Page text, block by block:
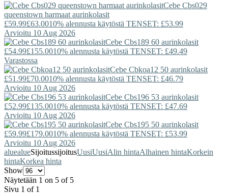
Cebe Cbs029
queenstown harmaat aurinkolasit
£59.99£63.0010% alennusta käytöstä TENSET: £53.99
Arvioitu 10 Aug 2026
Cebe Cbs189 60 aurinkolasit
£54.99£155.0010% alennusta käytöstä TENSET: £49.49
Varastossa
Cebe Cbkoa12 50 aurinkolasit
£51.99£70.0010% alennusta käytöstä TENSET: £46.79
Arvioitu 10 Aug 2026
Cebe Cbs196 53 aurinkolasit
£52.99£135.0010% alennusta käytöstä TENSET: £47.69
Arvioitu 10 Aug 2026
Cebe Cbs195 50 aurinkolasit
£59.99£179.0010% alennusta käytöstä TENSET: £53.99
Arvioitu 10 Aug 2026
aluealueSijoitussijoitusUusiUusiAlin hintaAlhainen hintaKorkein
hintaKorkea hinta
Show
Näytetään 1 on 5 of 5
Sivu 1 of 1